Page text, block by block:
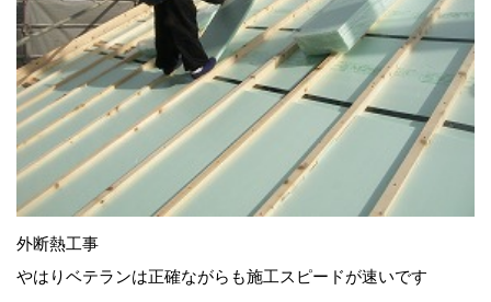
外断熱工事
やはりベテランは正確ながらも施工スピードが速いです